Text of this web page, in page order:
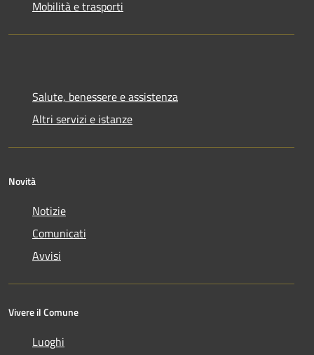
Mobilità e trasporti
Salute, benessere e assistenza
Altri servizi e istanze
Novità
Notizie
Comunicati
Avvisi
Vivere il Comune
Luoghi